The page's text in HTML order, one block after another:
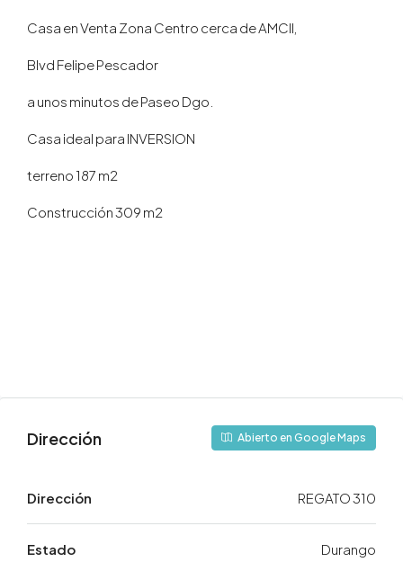
Casa en Venta Zona Centro cerca de AMCII,
Blvd Felipe Pescador
a unos minutos de Paseo Dgo.
Casa ideal para INVERSION
terreno 187 m2
Construcción 309 m2
Dirección Abierto en Google Maps
Dirección REGATO 310
Estado Durango